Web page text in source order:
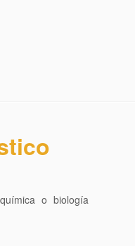
o biología